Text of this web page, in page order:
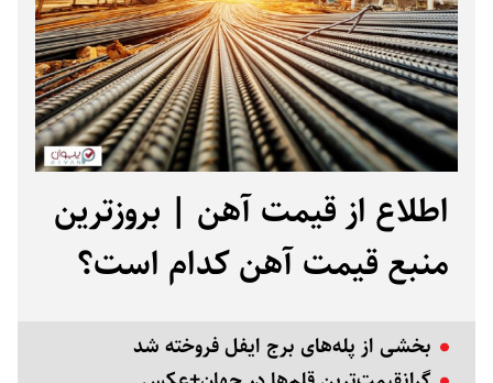
اطلاع از قیمت آهن | بروزترین
منبع قیمت آهن کدام است؟
بخشی‌ از پله‌های برج ایفل فروخته شد